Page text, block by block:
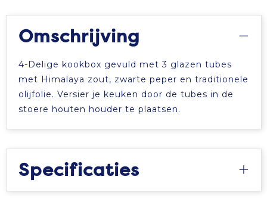
Omschrijving
4-Delige kookbox gevuld met 3 glazen tubes
met Himalaya zout, zwarte peper en traditionele
olijfolie. Versier je keuken door de tubes in de
stoere houten houder te plaatsen.
Specificaties